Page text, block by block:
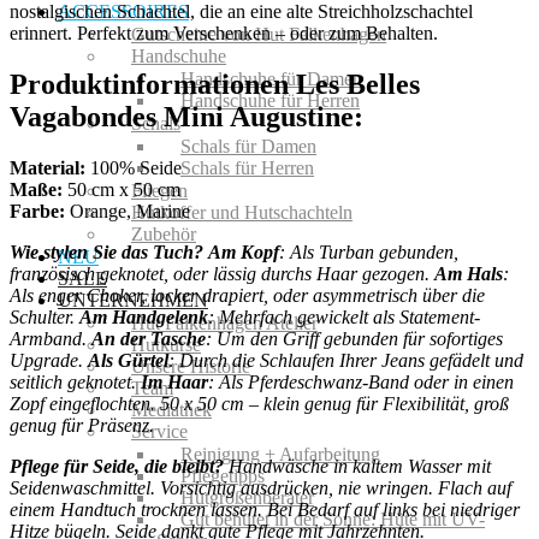
ACCESSOIRES
Gutscheine von Hut Falkenhagen
Handschuhe
Handschuhe für Damen
Handschuhe für Herren
Schals
Schals für Damen
Schals für Herren
Fliegen
Hutkoffer und Hutschachteln
Zubehör
NEU
SALE
UNTERNEHMEN
Hut Falkenhagen Atelier
Hutkurse
Unsere Historie
Team
Mediathek
Service
Reinigung + Aufarbeitung
Pflegetipps
Hutgrößenberater
Gut behütet in der Sonne: Hüte mit UV-
nostalgischen Schachtel, die an eine alte Streichholzschachtel
erinnert. Perfekt zum Verschenken – oder zum Behalten.
Produktinformationen Les Belles
Vagabondes Mini Augustine:
Material: 100% Seide
Maße: 50 cm x 50 cm
Farbe: Orange, Marine
Wie stylen Sie das Tuch? Am Kopf: Als Turban gebunden,
französisch geknotet, oder lässig durchs Haar gezogen. Am Hals:
Als enger Choker, locker drapiert, oder asymmetrisch über die
Schulter. Am Handgelenk: Mehrfach gewickelt als Statement-
Armband.An der Tasche: Um den Griff gebunden für sofortiges
Upgrade. Als Gürtel: Durch die Schlaufen Ihrer Jeans gefädelt und
seitlich geknotet.Im Haar: Als Pferdeschwanz-Band oder in einen
Zopf eingeflochten. 50 x 50 cm – klein genug für Flexibilität, groß
genug für Präsenz.
Pflege für Seide, die bleibt?Handwäsche in kaltem Wasser mit
Seidenwaschmittel. Vorsichtig ausdrücken, nie wringen. Flach auf
einem Handtuch trocknen lassen. Bei Bedarf auf links bei niedriger
Hitze bügeln. Seide dankt gute Pflege mit Jahrzehnten.